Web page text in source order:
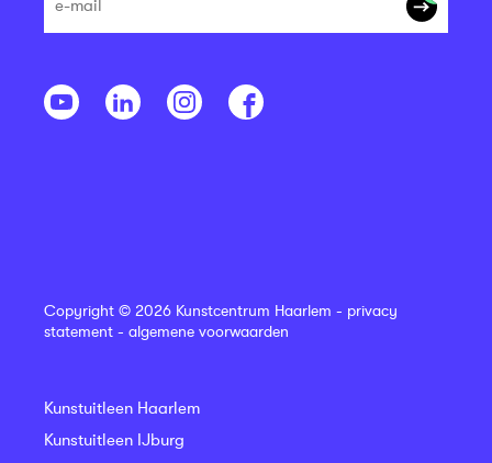
Copyright © 2026 Kunstcentrum Haarlem - privacy
statement - algemene voorwaarden
Kunstuitleen Haarlem
Kunstuitleen IJburg